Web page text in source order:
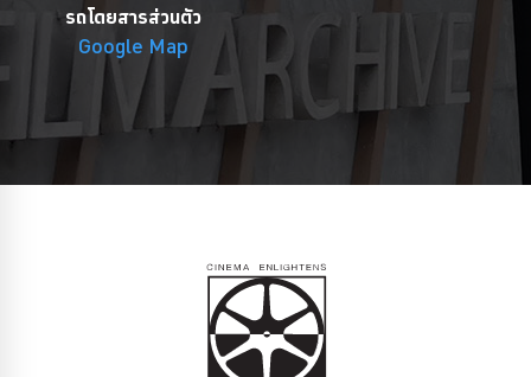
รถโดยสารส่วนตัว
Google Map